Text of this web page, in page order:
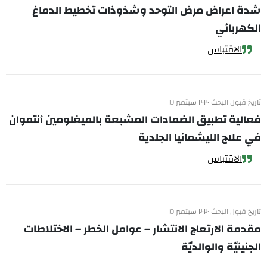
شدة اعراض مرض التوحد وشذوذات تخطيط الدماغ
الكهربائي
الاقتباس
تاريخ قبول البحث ٢٠٢٠ سبتمبر ١٥
فعالية تطبيق الضمادات المشبعة بالميغلومين أنتموان
في علاج الليشمانيا الجلدية
الاقتباس
تاريخ قبول البحث ٢٠٢٠ سبتمبر ١٥
مقدمة الارتعاج الانتشار – عوامل الخطر – الاختلاطات
الجنينيّة والوالديّة